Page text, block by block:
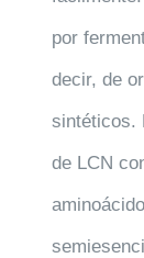
por
decir, de
sintéticos.
de LCN